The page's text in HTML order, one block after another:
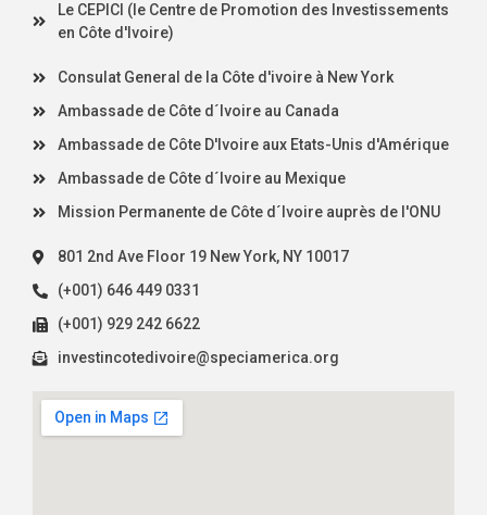
Le CEPICI (le Centre de Promotion des Investissements
en Côte d'Ivoire)
Consulat General de la Côte d'ivoire à New York
Ambassade de Côte d´Ivoire au Canada
Ambassade de Côte D'Ivoire aux Etats-Unis d'Amérique
Ambassade de Côte d´Ivoire au Mexique
Mission Permanente de Côte d´Ivoire auprès de l'ONU
801 2nd Ave Floor 19 New York, NY 10017
(+001) 646 449 0331
(+001) 929 242 6622
investincotedivoire@speciamerica.org